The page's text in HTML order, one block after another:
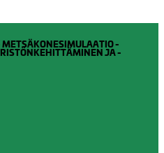
-
JA -